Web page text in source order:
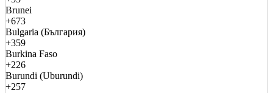
Brunei
+673
Bulgaria (България)
+359
Burkina Faso
+226
Burundi (Uburundi)
+257